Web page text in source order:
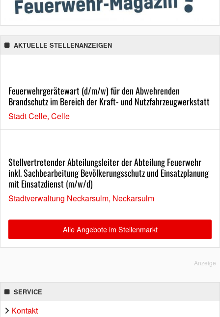
AKTUELLE STELLENANZEIGEN
Feuerwehrgerätewart (d/m/w) für den Abwehrenden
Brandschutz im Bereich der Kraft- und Nutzfahrzeugwerkstatt
Stadt Celle, Celle
Stellvertretender Abteilungsleiter der Abteilung Feuerwehr
inkl. Sachbearbeitung Bevölkerungsschutz und Einsatzplanung
mit Einsatzdienst (m/w/d)
Stadtverwaltung Neckarsulm, Neckarsulm
Alle Angebote im Stellenmarkt
Anzeige
SERVICE
Kontakt